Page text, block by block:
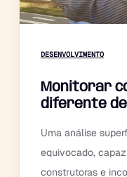
DESENVOLVIMENTO
Monitorar
diferente
Uma análise
equivocado,
construtoras e